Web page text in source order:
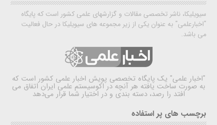
سیویلیکا، ناشر تخصصی مقالات و گزارشهای علمی کشور است که پایگاه
"اخبارعلمی" به عنوان یکی از زیر مجموعه های سیویلیکا در حال فعالیت
می باشد.
"اخبار علمی" یک پایگاه تخصصی پویش اخبار علمی کشور است که
به صورت ساخت یافته هر آنچه در اکوسیستم علمی ایران اتفاق می
افتد را رصد، دسته بندی و در اختیار شما قرار می‌دهد
برچسب های پر استفاده